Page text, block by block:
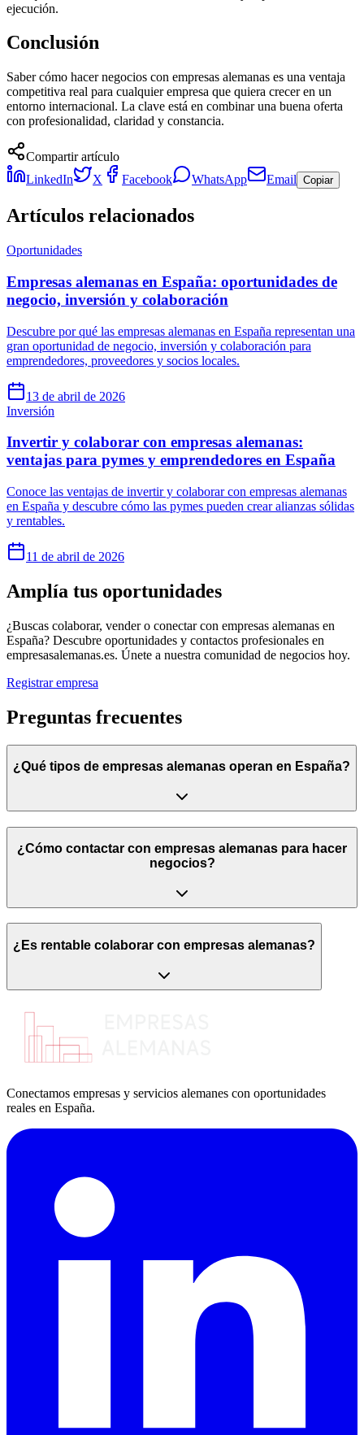
ejecución.
Conclusión
Saber cómo hacer negocios con empresas alemanas es una ventaja
competitiva real para cualquier empresa que quiera crecer en un
entorno internacional. La clave está en combinar una buena oferta
con profesionalidad, claridad y constancia.
Compartir artículo
LinkedIn
X Facebook WhatsApp Email Copiar
Artículos relacionados
Oportunidades
Empresas alemanas en España: oportunidades de
negocio, inversión y colaboración
Descubre por qué las empresas alemanas en España representan una
gran oportunidad de negocio, inversión y colaboración para
emprendedores, proveedores y socios locales.
13 de abril de 2026
Inversión
Invertir y colaborar con empresas alemanas:
ventajas para pymes y emprendedores en España
Conoce las ventajas de invertir y colaborar con empresas alemanas
en España y descubre cómo las pymes pueden crear alianzas sólidas
y rentables.
11 de abril de 2026
Amplía tus oportunidades
¿Buscas colaborar, vender o conectar con empresas alemanas en
España? Descubre oportunidades y contactos profesionales en
empresasalemanas.es. Únete a nuestra comunidad de negocios hoy.
Registrar empresa
Preguntas frecuentes
¿Qué tipos de empresas alemanas operan en España?
¿Cómo contactar con empresas alemanas para hacer
negocios?
¿Es rentable colaborar con empresas alemanas?
Conectamos empresas y servicios alemanes con oportunidades
reales en España.